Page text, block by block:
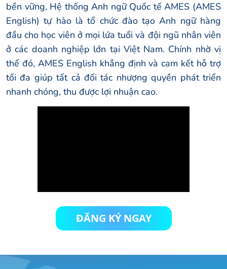
bền vững, Hệ thống Anh ngữ Quốc tế AMES (AMES
English) tự hào là tổ chức đào tạo Anh ngữ hàng
đầu cho học viên ở mọi lứa tuổi và đội ngũ nhân viên
ở các doanh nghiệp lớn tại Việt Nam. Chính nhờ vị
thế đó, AMES English khẳng định và cam kết hỗ trợ
tối đa giúp tất cả đối tác nhượng quyền phát triển
nhanh chóng, thu được lợi nhuận cao.
ĐĂNG KÝ NGAY